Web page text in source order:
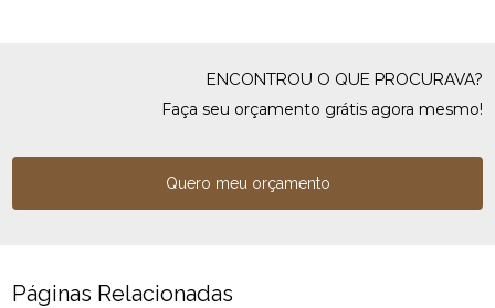
ENCONTROU O QUE PROCURAVA?
Faça seu orçamento grátis agora mesmo!
Quero meu orçamento
Páginas Relacionadas